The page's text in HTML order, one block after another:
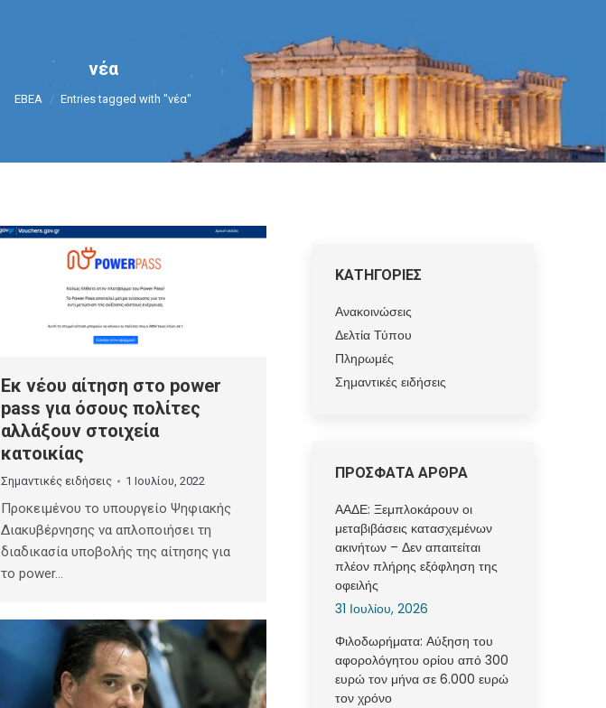
νέα
You are here:
ΕΒΕΑ Entries tagged with "νέα"
Εκ νέου αίτηση στο power
pass για όσους πολίτες
αλλάξουν στοιχεία
κατοικίας
Σημαντικές ειδήσεις 1 Ιουλίου, 2022
Προκειμένου το υπουργείο Ψηφιακής
Διακυβέρνησης να απλοποιήσει τη
διαδικασία υποβολής της αίτησης για
το power…
ΚΑΤΗΓΟΡΙΕΣ
Ανακοινώσεις
Δελτία Τύπου
Πληρωμές
Σημαντικές ειδήσεις
ΠΡΟΣΦΑΤΑ ΑΡΘΡΑ
ΑΑΔΕ: Ξεμπλοκάρουν οι
μεταβιβάσεις κατασχεμένων
ακινήτων – Δεν απαιτείται
πλέον πλήρης εξόφληση της
οφειλής
31 Ιουλίου, 2026
Φιλοδωρήματα: Αύξηση του
αφορολόγητου ορίου από 300
ευρώ τον μήνα σε 6.000 ευρώ
τον χρόνο